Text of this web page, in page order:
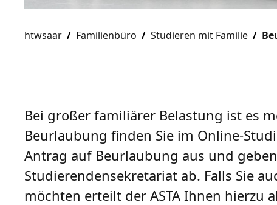
htwsaar Familienbüro Studieren mit Familie
Bei großer familiärer Belastung ist es
Beurlaubung finden Sie im Online-
Antrag auf Beurlaubung aus und
Studierendensekretariat ab. Falls Sie
möchten erteilt der ASTA Ihnen hierzu